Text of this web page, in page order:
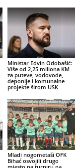
Ministar Edvin Odobašić:
Više od 2,25 miliona KM
za puteve, vodovode,
deponije i komunalne
projekte širom USK
Mladi nogometaši OFK
Bihać osvojili drugo